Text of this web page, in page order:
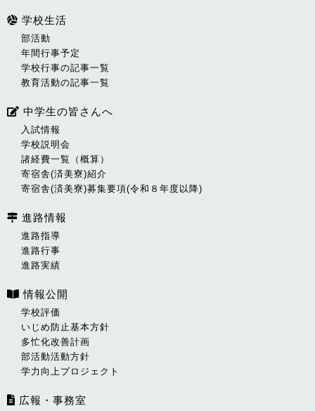
学校生活
部活動
年間行事予定
学校行事の記事一覧
教育活動の記事一覧
中学生の皆さんへ
入試情報
学校説明会
諸経費一覧（概算）
寄宿舎(済美寮)紹介
寄宿舎(済美寮)募集要項(令和８年度以降)
進路情報
進路指導
進路行事
進路実績
情報公開
学校評価
いじめ防止基本方針
多忙化改善計画
部活動活動方針
学力向上プロジェクト
広報・事務室